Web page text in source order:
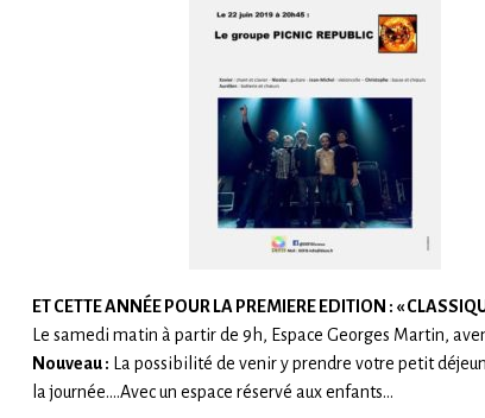
ET CETTE ANNÉE POUR LA PREMIERE EDITION : «
Le samedi matin à partir de 9h, Espace Georges Martin,
Nouveau : La possibilité de venir y prendre votre petit
la journée….Avec un espace réservé aux enfants…